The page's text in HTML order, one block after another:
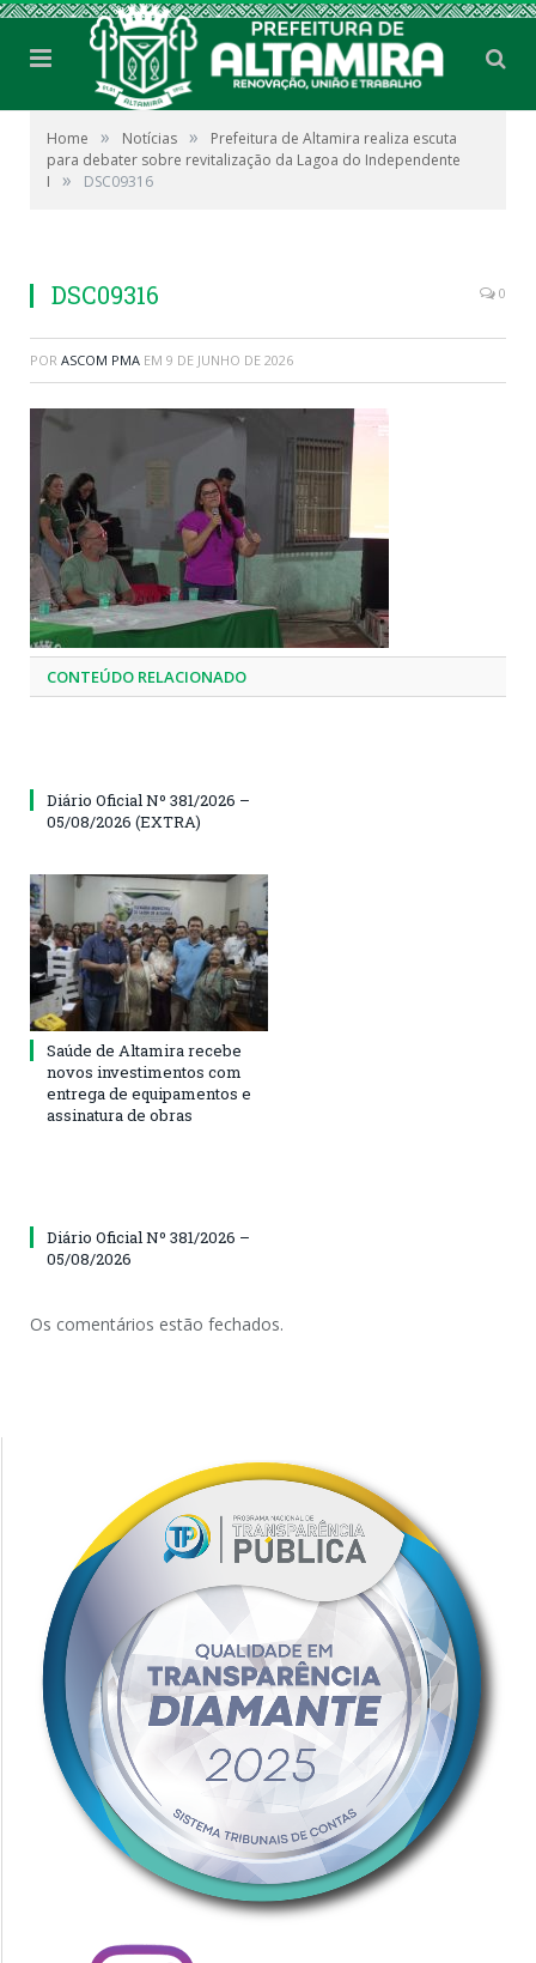
Home » Notícias »
Prefeitura de Altamira realiza escuta
para debater sobre revitalização da Lagoa do Independente
I
» DSC09316
DSC09316 0
POR ASCOM PMA EM 9 DE JUNHO DE 2026
CONTEÚDO RELACIONADO
Diário Oficial Nº 381/2026 –
05/08/2026 (EXTRA)
Saúde de Altamira recebe
novos investimentos com
entrega de equipamentos e
assinatura de obras
Diário Oficial Nº 381/2026 –
05/08/2026
Os comentários estão fechados.